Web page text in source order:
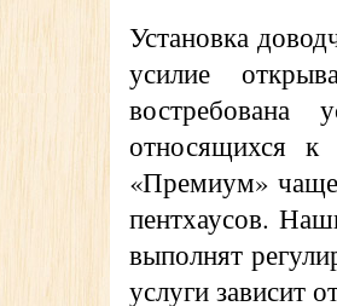
Установка
усилие
востребована
относящихся к
«Премиум» чаще
пентхаусов.
выполнят
услуги зависит